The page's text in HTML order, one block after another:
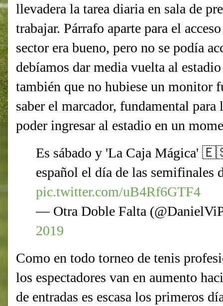
llevadera la tarea diaria en sala de
trabajar. Párrafo aparte para el
sector era bueno, pero no se podía
debíamos dar media vuelta al
también que no hubiese un monitor
saber el marcador, fundamental para
poder ingresar al estadio en un
Es sábado y 'La Caja Mágica'
español el día de las semifinales
pic.twitter.com/uB4Rf6GTF4
— Otra Doble Falta
2019
Como en todo torneo de tenis
los espectadores van en aumento
de entradas es escasa los primeros